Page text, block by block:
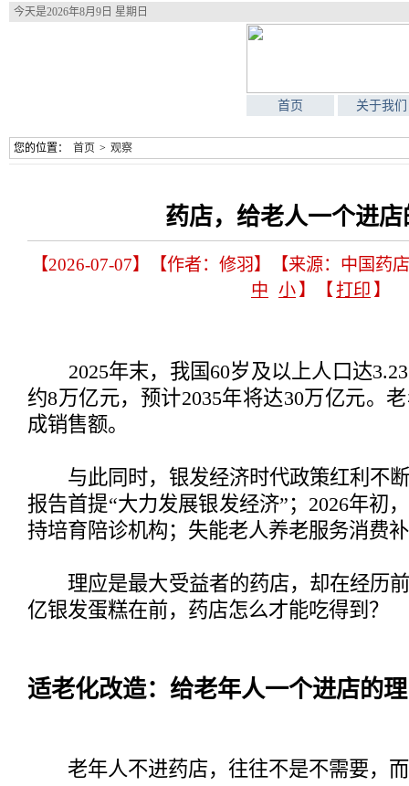
今天是2026年8月9日 星期日
首页 关于我们
您的位置： 首页 > 观察
药店，给老人一个进店
【2026-07-07】【作者：修羽】【来源：中国药
中 小 】【 打印 】
2025年末，我国60岁及以上人口达
约8万亿元，预计2035年将达30万亿元。
成销售额。
与此同时，银发经济时代政策红利不断
报告首提“大力发展银发经济”；2026年初
持培育陪诊机构；失能老人养老服务消费
理应是最大受益者的药店，却在经历前
亿银发蛋糕在前，药店怎么才能吃得到？
适老化改造：给老年人一个进店的
老年人不进药店，往往不是不需要，而